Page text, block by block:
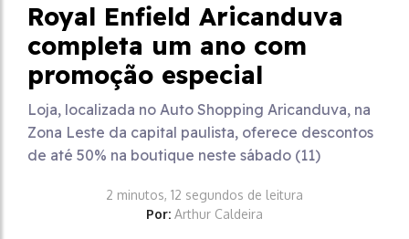
Royal Enfield Aricanduva
completa um ano com
promoção especial
Loja, localizada no Auto Shopping Aricanduva, na
Zona Leste da capital paulista, oferece descontos
de até 50% na boutique neste sábado (11)
2 minutos, 12 segundos de leitura
Por: Arthur Caldeira